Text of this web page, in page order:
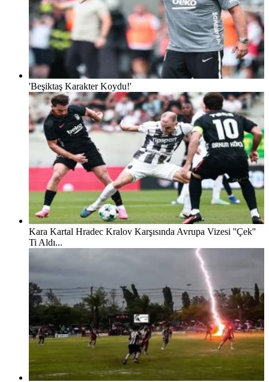
'Beşiktaş Karakter Koydu!'
Kara Kartal Hradec Kralov Karşısında Avrupa Vizesi ''Çek''
Ti Aldı...